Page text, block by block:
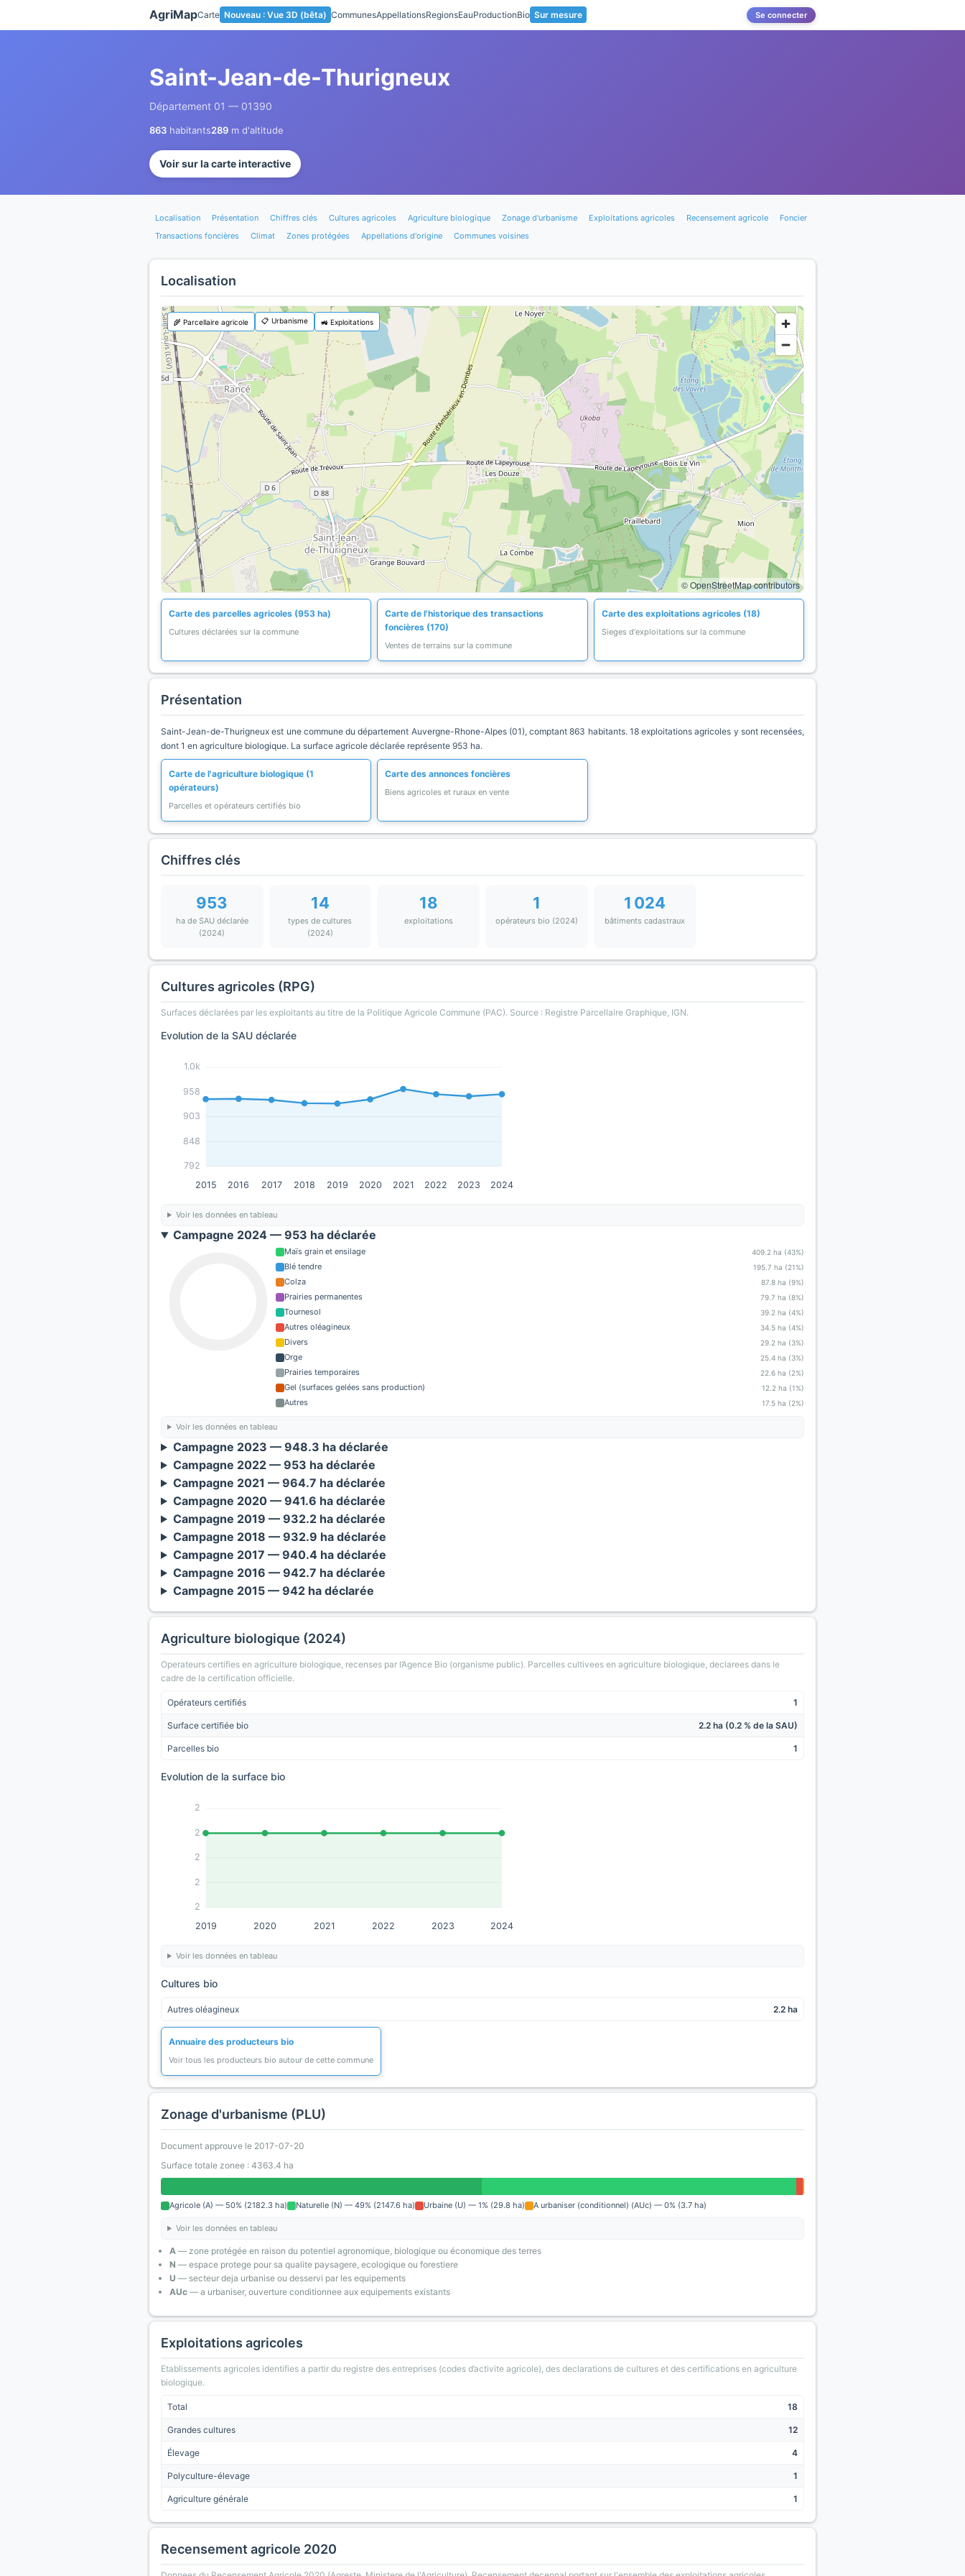
AgriMapCarte Nouveau : Vue 3D (bêta) CommunesAppellationsRegionsEauProductionBio Sur mesure Se connecter
Saint-Jean-de-Thurigneux
Département 01 — 01390
863 habitants289 m d'altitude
Voir sur la carte interactive
Localisation Présentation Chiffres clés Cultures agricoles Agriculture biologique Zonage d'urbanisme Exploitations agricoles Recensement agricole
Foncier
Transactions foncières
Climat Zones protégées Appellations d'origine Communes voisines
Localisation
© OpenStreetMap contributors
🌾 Parcellaire agricole 📋 Urbanisme 🚜 Exploitations
Carte des parcelles agricoles (953 ha)
Cultures déclarées sur la commune
Carte de l'historique des transactions
foncières (170)
Ventes de terrains sur la commune
Carte des exploitations agricoles (18)
Sieges d'exploitations sur la commune
Présentation
Saint-Jean-de-Thurigneux est une commune du département Auvergne-Rhone-Alpes (01), comptant 863 habitants. 18 exploitations agricoles y sont recensées,
dont 1 en agriculture biologique. La surface agricole déclarée représente 953 ha.
Carte de l'agriculture biologique (1
opérateurs)
Parcelles et opérateurs certifiés bio
Carte des annonces foncières
Biens agricoles et ruraux en vente
Chiffres clés
953
ha de SAU déclarée
(2024)
14
types de cultures
(2024)
18
exploitations
1
opérateurs bio (2024)
1 024
bâtiments cadastraux
Cultures agricoles (RPG)
Surfaces déclarées par les exploitants au titre de la Politique Agricole Commune (PAC). Source : Registre Parcellaire Graphique, IGN.
Evolution de la SAU déclarée
792
848
903
958
1.0k
2015 2016 2017 2018 2019 2020 2021 2022 2023 2024
Voir les données en tableau
Campagne 2024 — 953 ha déclarée
Maïs grain et ensilage 409.2 ha (43%)
Blé tendre 195.7 ha (21%)
Colza 87.8 ha (9%)
Prairies permanentes 79.7 ha (8%)
Tournesol 39.2 ha (4%)
Autres oléagineux 34.5 ha (4%)
Divers 29.2 ha (3%)
Orge 25.4 ha (3%)
Prairies temporaires 22.6 ha (2%)
Gel (surfaces gelées sans production) 12.2 ha (1%)
Autres 17.5 ha (2%)
Voir les données en tableau
Campagne 2023 — 948.3 ha déclarée
Campagne 2022 — 953 ha déclarée
Campagne 2021 — 964.7 ha déclarée
Campagne 2020 — 941.6 ha déclarée
Campagne 2019 — 932.2 ha déclarée
Campagne 2018 — 932.9 ha déclarée
Campagne 2017 — 940.4 ha déclarée
Campagne 2016 — 942.7 ha déclarée
Campagne 2015 — 942 ha déclarée
Agriculture biologique (2024)
Operateurs certifies en agriculture biologique, recenses par l’Agence Bio (organisme public). Parcelles cultivees en agriculture biologique, declarees dans le
cadre de la certification officielle.
Opérateurs certifiés 1
Surface certifiée bio 2.2 ha (0.2 % de la SAU)
Parcelles bio 1
Evolution de la surface bio
2
2
2
2
2
2019 2020 2021 2022 2023 2024
Voir les données en tableau
Cultures bio
Autres oléagineux 2.2 ha
Annuaire des producteurs bio
Voir tous les producteurs bio autour de cette commune
Zonage d'urbanisme (PLU)
Document approuve le 2017-07-20
Surface totale zonee : 4363.4 ha
Agricole (A) — 50% (2182.3 ha) Naturelle (N) — 49% (2147.6 ha) Urbaine (U) — 1% (29.8 ha) A urbaniser (conditionnel) (AUc) — 0% (3.7 ha)
Voir les données en tableau
A — zone protégée en raison du potentiel agronomique, biologique ou économique des terres
N — espace protege pour sa qualite paysagere, ecologique ou forestiere
U — secteur deja urbanise ou desservi par les equipements
AUc — a urbaniser, ouverture conditionnee aux equipements existants
Exploitations agricoles
Etablissements agricoles identifies a partir du registre des entreprises (codes d’activite agricole), des declarations de cultures et des certifications en agriculture
biologique.
Total 18
Grandes cultures 12
Élevage 4
Polyculture-élevage 1
Agriculture générale 1
Recensement agricole 2020
Panneau de gestion des cookies